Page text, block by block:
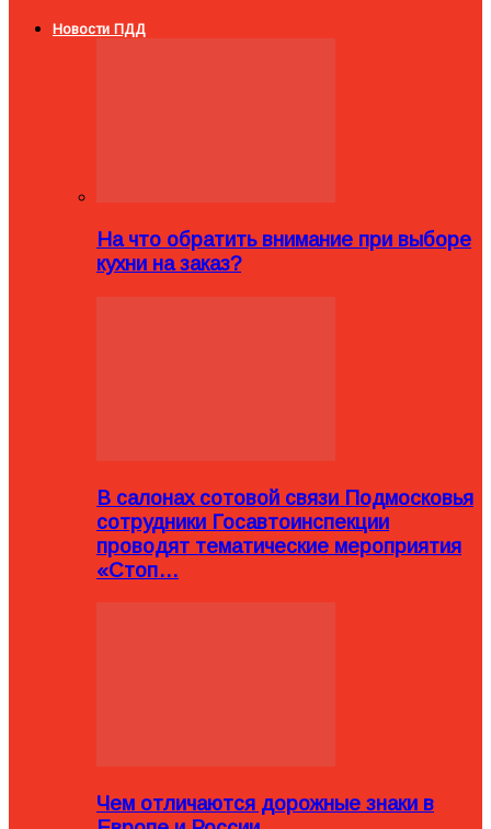
Новости ПДД
На что обратить внимание при выборе
кухни на заказ?
В салонах сотовой связи Подмосковья
сотрудники Госавтоинспекции
проводят тематические мероприятия
«Стоп…
Чем отличаются дорожные знаки в